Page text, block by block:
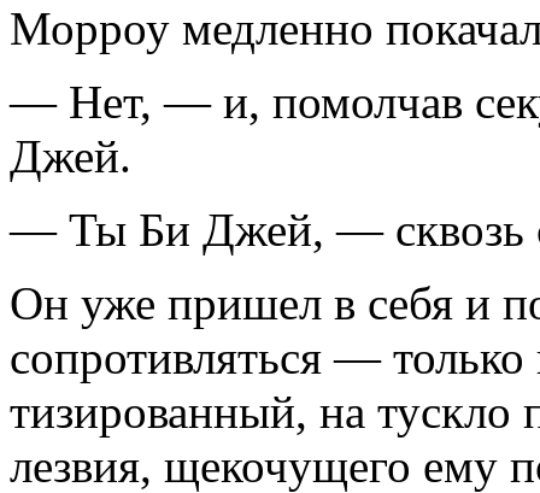
Морроу медленно
— Нет, — и, помолчав
Джей.
— Ты Би Джей, — сквозь
Он уже пришел в себя и
сопротивляться —
тизированный, на
лезвия, щекочущего ему